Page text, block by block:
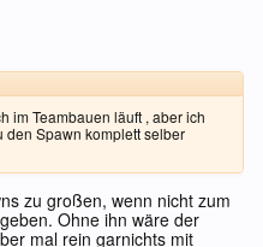
im Teambauen läuft , aber ich
den Spawn komplett selber
zu großen, wenn nicht zum
Ohne ihn wäre der
mal rein garnichts mit